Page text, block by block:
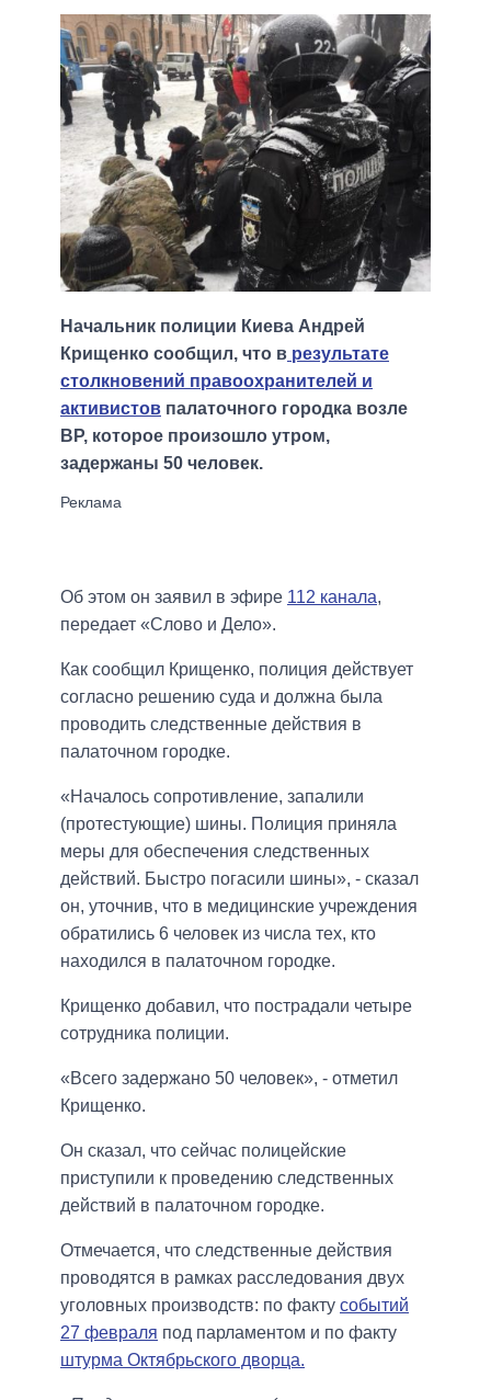
Начальник полиции Киева Андрей
Крищенко сообщил, что в результате
столкновений правоохранителей и
активистов палаточного городка возле
ВР, которое произошло утром,
задержаны 50 человек.
Об этом он заявил в эфире 112 канала,
передает «Слово и Дело».
Как сообщил Крищенко, полиция действует
согласно решению суда и должна была
проводить следственные действия в
палаточном городке.
«Началось сопротивление, запалили
(протестующие) шины. Полиция приняла
меры для обеспечения следственных
действий. Быстро погасили шины», - сказал
он, уточнив, что в медицинские учреждения
обратились 6 человек из числа тех, кто
находился в палаточном городке.
Крищенко добавил, что пострадали четыре
сотрудника полиции.
«Всего задержано 50 человек», - отметил
Крищенко.
Он сказал, что сейчас полицейские
приступили к проведению следственных
действий в палаточном городке.
Отмечается, что следственные действия
проводятся в рамках расследования двух
уголовных производств: по факту событий
27 февраля под парламентом и по факту
штурма Октябрьского дворца.